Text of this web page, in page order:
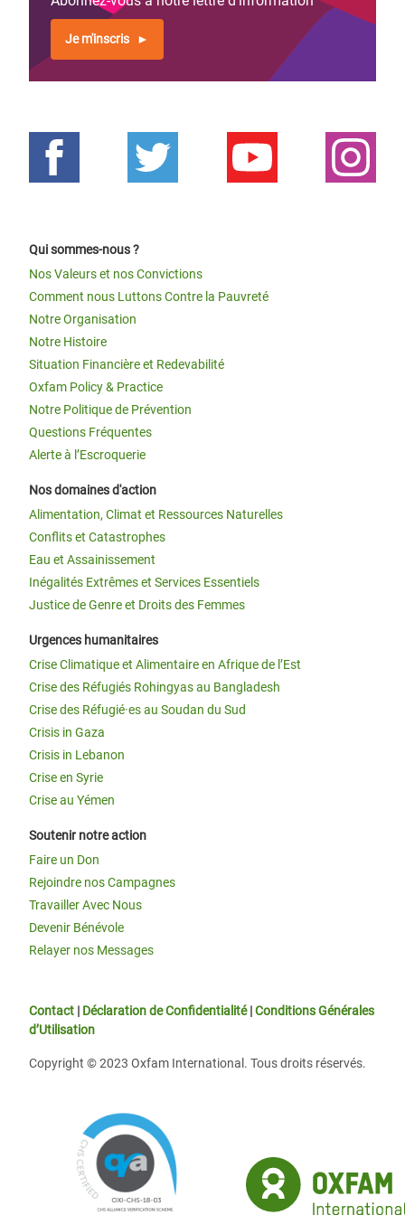
Je m'inscris
Qui sommes-nous ?
Nos Valeurs et nos Convictions
Comment nous Luttons Contre la Pauvreté
Notre Organisation
Notre Histoire
Situation Financière et Redevabilité
Oxfam Policy & Practice
Notre Politique de Prévention
Questions Fréquentes
Alerte à l’Escroquerie
Nos domaines d'action
Alimentation, Climat et Ressources Naturelles
Conflits et Catastrophes
Eau et Assainissement
Inégalités Extrêmes et Services Essentiels
Justice de Genre et Droits des Femmes
Urgences humanitaires
Crise Climatique et Alimentaire en Afrique de l’Est
Crise des Réfugiés Rohingyas au Bangladesh
Crise des Réfugié·es au Soudan du Sud
Crisis in Gaza
Crisis in Lebanon
Crise en Syrie
Crise au Yémen
Soutenir notre action
Faire un Don
Rejoindre nos Campagnes
Travailler Avec Nous
Devenir Bénévole
Relayer nos Messages
Contact | Déclaration de Confidentialité|Conditions Générales
d’Utilisation
Copyright © 2023 Oxfam International. Tous droits réservés.